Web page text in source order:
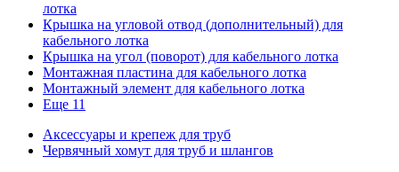
лотка
Крышка на угловой отвод (дополнительный) для
кабельного лотка
Крышка на угол (поворот) для кабельного лотка
Монтажная пластина для кабельного лотка
Монтажный элемент для кабельного лотка
Еще 11
Аксессуары и крепеж для труб
Червячный хомут для труб и шлангов